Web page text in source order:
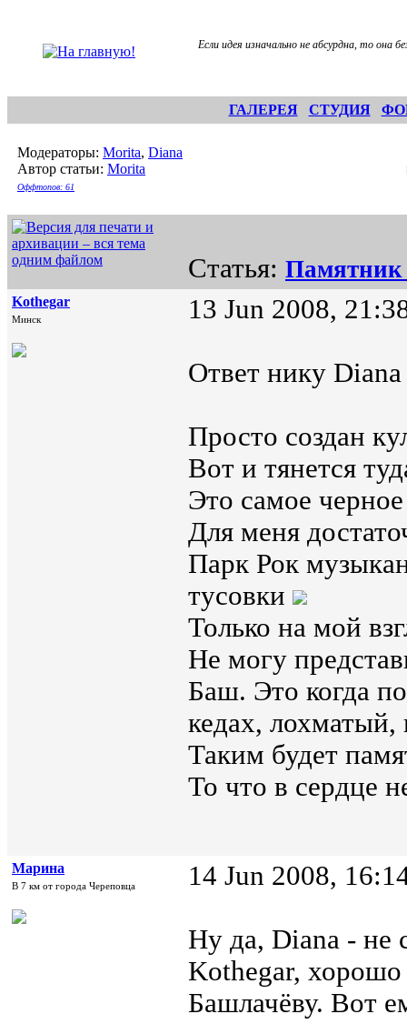
Если идея изначально не абсурдна, то она
ГАЛЕРЕЯ СТУДИЯ
Модераторы: Morita, Diana
Автор статьи: Morita
Оффтопов: 61
Статья: Памятник
Kothegar
Минск 13 Jun 2008,
Ответ нику
Просто создан
Вот и тянется
Это самое
Для меня
Парк Рок
тусовки
Только на мой
Не могу
Баш. Это когда
кедах, лохматый,
Таким будет
То что в сердце
Марина
В 7 км от города Череповца 14 Jun 2008,
Ну да, Diana - не
Kothegar,
Башлачёву. Вот